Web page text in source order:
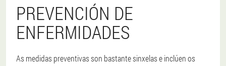
PREVENCIÓN DE
ENFERMIDADES
As medidas preventivas son bastante sinxelas e inclúen os